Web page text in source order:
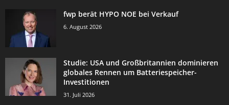
fwp berät HYPO NOE bei Verkauf
6. August 2026
Studie: USA und Großbritannien dominieren
globales Rennen um Batteriespeicher-
Investitionen
31. Juli 2026